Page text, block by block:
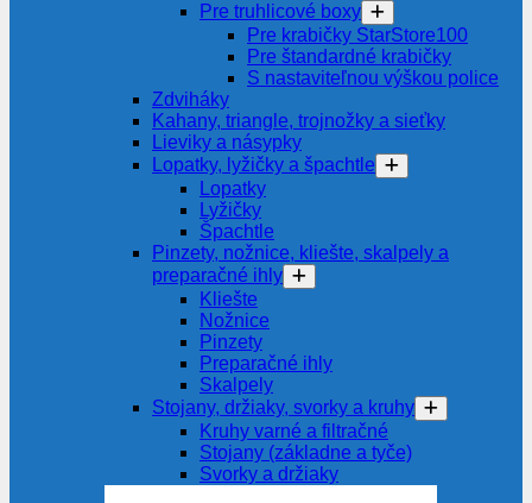
Pre truhlicové boxy
Pre krabičky StarStore100
Pre štandardné krabičky
S nastaviteľnou výškou police
Zdviháky
Kahany, triangle, trojnožky a sieťky
Lieviky a násypky
Lopatky, lyžičky a špachtle
Lopatky
Lyžičky
Špachtle
Pinzety, nožnice, kliešte, skalpely a
preparačné ihly
Kliešte
Nožnice
Pinzety
Preparačné ihly
Skalpely
Stojany, držiaky, svorky a kruhy
Kruhy varné a filtračné
Stojany (základne a tyče)
Svorky a držiaky